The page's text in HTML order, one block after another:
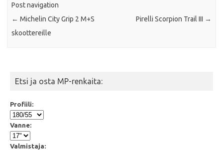
Post navigation
← Michelin City Grip 2 M+S
skoottereille
Pirelli Scorpion Trail III →
Etsi ja osta MP-renkaita:
Profiili:
Vanne:
Valmistaja: